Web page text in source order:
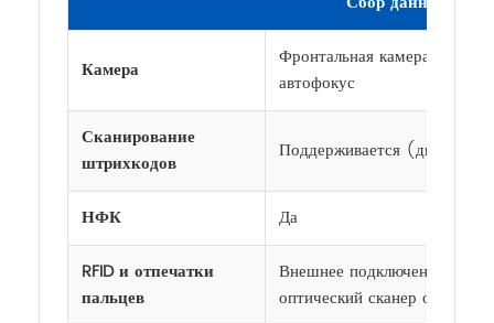
Камера
Фронтальная камера: 8 МП
автофокус
Сканирование
штрихкодов
Поддерживается
НФК
Да
RFID и отпечатки
пальцев
Внешнее подключение
оптический сканер